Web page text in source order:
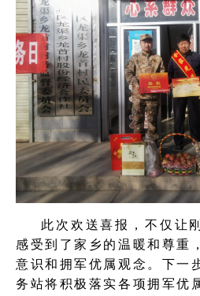
此次欢送喜报，不仅让
感受到了家乡的温暖和尊重
意识和拥军优属观念。下一
务站将积极落实各项拥军优